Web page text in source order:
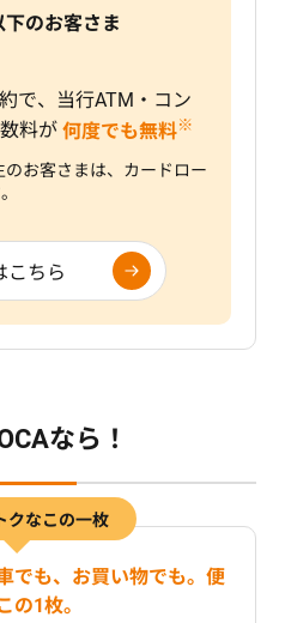
下のお客さま
で、当行ATM・コン
料が 何度でも無料※
お客さまは、カードロー
こちら
なら！
クなこの一枚
でも、お買い物でも。便
の1枚。